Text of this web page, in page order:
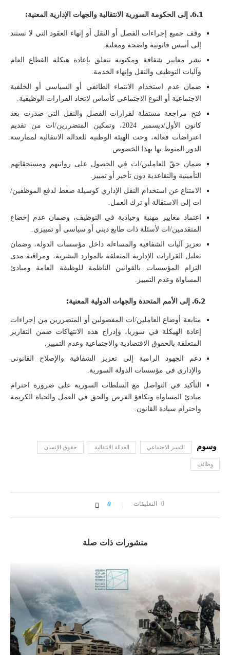
وقف جميع إجراءات الفصل أو النقل أو إنهاء العقود التي لا تستند
إلى أسس قانونية واضحة ومعلنة.
نشر معايير شفافة ومكتوبة تتعلق بإعادة هيكلة القطاع العام
وآليات التوظيف والنقل وإنهاء الخدمة.
ضمان عدم استخدام الانتماء الطائفي أو السياسي أو الخلفية
الاجتماعية أو النوع الاجتماعي كأساس لاتخاذ القرارات الوظيفية.
فتح مراجعة مستقلة لقرارات الفصل والنقل التي صدرت بعد
كانون الأول/ديسمبر 2024، وتمكين المتضررين/ات من تقديم
اعتراضات فعالة، وحث الهيئة الوطنية للعدالة الانتقالية لممارسة
الدور المنوط بها بهذا الخصوص.
ضمان حقّ العاملين/ات في الحصول على رواتبهم ومستحقاتهم
التأمينية والتقاعدية دون تأخير أو تمييز.
الامتناع عن استخدام النقل الإداري كوسيلة ضغط لدفع الموظفين/
ات إلى الاستقالة أو ترك العمل.
اعتماد معايير مهنية وحيادية في التوظيف، وضمان عدم إخضاع
المتقدمين/ات لأسئلة ذات طابع ديني أو سياسي أو تمييزي.
تعزيز آليات الشفافية والمساءلة داخل مؤسسات الدولة، وضمان
تعليل القرارات الإدارية المتعلقة بالموارد البشرية، ومراقبة مدى
التزام المؤسسات بالقوانين الناظمة للوظيفة العامة ومبادئ
المساواة وعدم التمييز.
متابعة أوضاع العاملين/ات المفصولين أو المتضررين من إجراءات
إعادة الهيكلة في سوريا، وإدراج هذه الانتهاكات ضمن التقارير
المتعلقة بالحقوق الاقتصادية والاجتماعية وعدم التمييز.
دعم الجهود الرامية إلى تعزيز الشفافية والإصلاح القانوني
والإداري في مؤسسات الدولة السورية.
التأكيد في التواصل مع السلطات السورية على ضرورة احترام
مبادئ المساواة وتكافؤ الفرص والحق في العمل والحياة الكريمة
واحترام سيادة القانون.
التمييز الاجتماعي العدالة الانتقالية حقوق الإنسان
وظائف
0 التعليقات 0
منشورات ذات صلة